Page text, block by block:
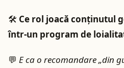
🛠️ Ce rol joacă conținutul
într-un program de
💬 E ca o recomandare „din